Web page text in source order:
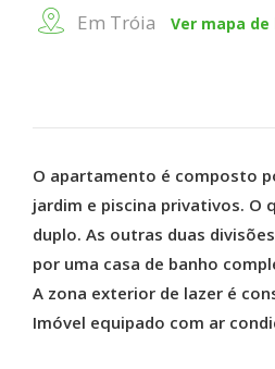
Em Tróia Ver mapa
O apartamento é composto
jardim e piscina privativos. O
duplo. As outras duas
por uma casa de banho
A zona exterior de lazer é
Imóvel equipado com ar